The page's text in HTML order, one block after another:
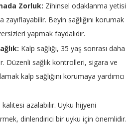
Zorluk: Zihinsel odaklanma yetisi
zayıflayabilir. Beyin sağlığını korumak
yapmak faydalıdır.
Kalp sağlığı, 35 yaş sonrası daha
Düzenli sağlık kontrolleri, sigara ve
kalp sağlığını korumaya yardımcı
kalitesi azalabilir. Uyku hijyeni
dinlendirici bir uyku için önemlidir.